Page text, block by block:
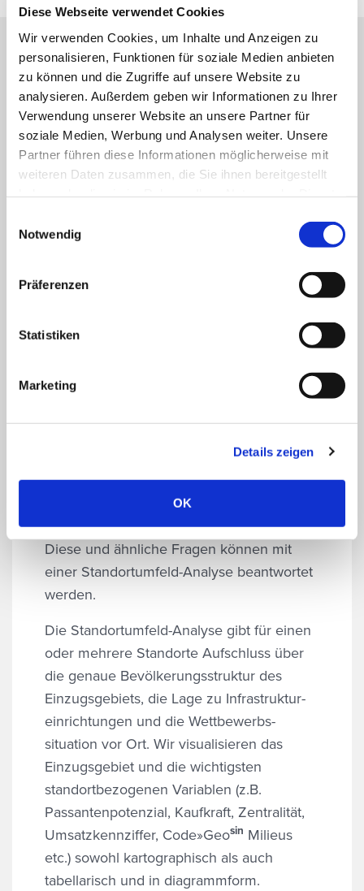
Diese Webseite verwendet Cookies
Wir verwenden Cookies, um Inhalte und Anzeigen zu
personalisieren, Funktionen für soziale Medien anbieten
zu können und die Zugriffe auf unsere Website zu
analysieren. Außerdem geben wir Informationen zu Ihrer
Verwendung unserer Website an unsere Partner für
soziale Medien, Werbung und Analysen weiter. Unsere
Partner führen diese Informationen möglicherweise mit
weiteren Daten zusammen, die Sie ihnen bereitgestellt
Cookies, wenn Sie unsere Webseite weiterhin nutzen.
Notwendig
Präferenzen
Statistiken
Marketing
Details zeigen
OK
Unsere Analysen für Ihre
Standortthemen:
STANDORTUMFELD-ANALYSE
UMSATZPROGNOSE
GREENFIELD-ANALYSE
SHOPPING-CENTER-ANALYSE
Standortumfeld-Analyse
Wie viele potenzielle Kunden wohnen im
Einzugsgebiet von Standort X?
Diese und ähnliche Fragen können mit
einer Standortumfeld-Analyse beantwortet
werden.
Die Standortumfeld-Analyse gibt für einen
oder mehrere Standorte Aufschluss über
die genaue Bevölkerungs­struktur des
Einzugsgebiets, die Lage zu Infrastruktur­
einrichtungen und die Wettbewerbs­
situation vor Ort. Wir visualisieren das
Einzugsgebiet und die wichtigsten
standortbezogenen Variablen (z.B.
Passanten­potenzial, Kaufkraft, Zentralität,
Umsatz­kennziffer, Code»Geosin Milieus
etc.) sowohl kartographisch als auch
tabellarisch und in diagrammform.